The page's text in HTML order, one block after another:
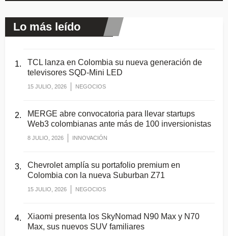
Lo más leído
TCL lanza en Colombia su nueva generación de
televisores SQD-Mini LED
15 JULIO, 2026 NEGOCIOS
MERGE abre convocatoria para llevar startups
Web3 colombianas ante más de 100 inversionistas
8 JULIO, 2026 INNOVACIÓN
Chevrolet amplía su portafolio premium en
Colombia con la nueva Suburban Z71
15 JULIO, 2026 NEGOCIOS
Xiaomi presenta los SkyNomad N90 Max y N70
Max, sus nuevos SUV familiares